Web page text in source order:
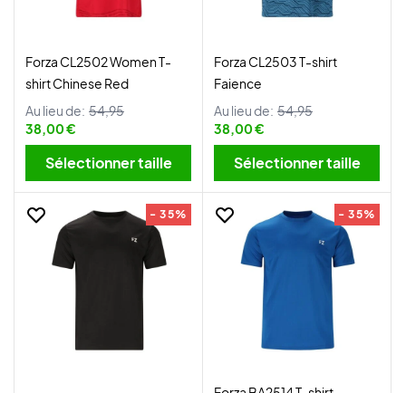
Forza CL2502 Women T-
shirt Chinese Red
Au lieu de: 54,95
38,00 €
Sélectionner taille
Forza CL2503 T-shirt
Faience
Au lieu de: 54,95
38,00 €
Sélectionner taille
- 35% - 35%